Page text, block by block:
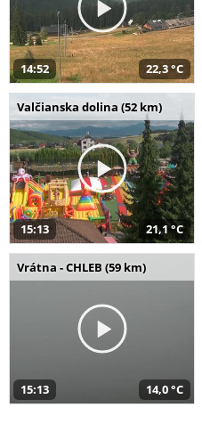
14:52 22,3 °C
Valčianska dolina (52 km)
15:13 21,1 °C
Vrátna - CHLEB (59 km)
15:13 14,0 °C